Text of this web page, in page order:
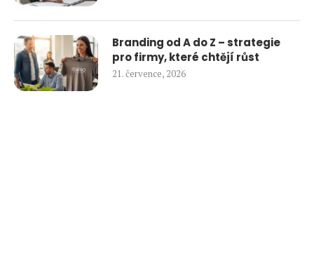
Branding od A do Z – strategie
pro firmy, které chtějí růst
21. července, 2026